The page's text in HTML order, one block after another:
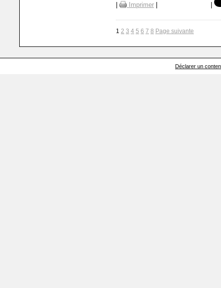
|
Imprimer | |
1 2 3 4 5 6 7 8 Page suivante
Déclarer un